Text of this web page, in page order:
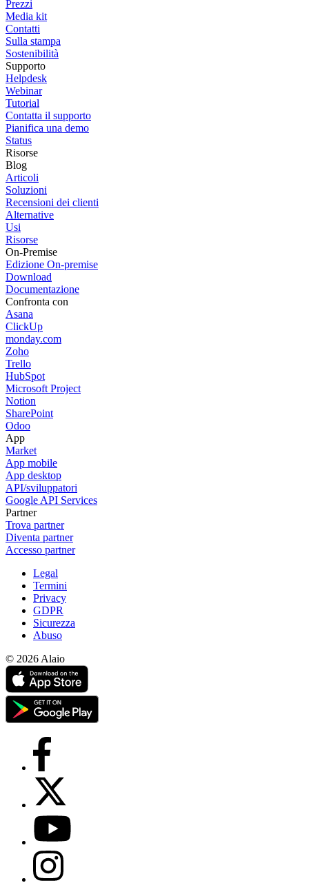
Prezzi
Media kit
Contatti
Sulla stampa
Sostenibilità
Supporto
Helpdesk
Webinar
Tutorial
Contatta il supporto
Pianifica una demo
Status
Risorse
Blog
Articoli
Soluzioni
Recensioni dei clienti
Alternative
Usi
Risorse
On-Premise
Edizione On-premise
Download
Documentazione
Confronta con
Asana
ClickUp
monday.com
Zoho
Trello
HubSpot
Microsoft Project
Notion
SharePoint
Odoo
App
Market
App mobile
App desktop
API/sviluppatori
Google API Services
Partner
Trova partner
Diventa partner
Accesso partner
Legal
Termini
Privacy
GDPR
Sicurezza
Abuso
© 2026 Alaio